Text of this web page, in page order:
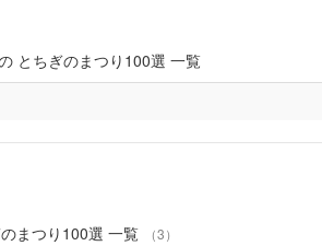
とちぎのまつり100選 一覧
まつり100選 一覧 （3）